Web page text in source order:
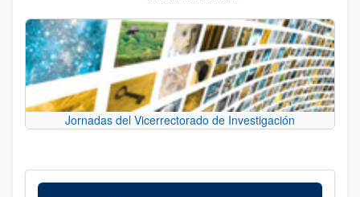
Jornadas del Vicerrectorado de Investigación